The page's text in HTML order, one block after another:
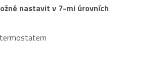
nastavit v 7-mi úrovních